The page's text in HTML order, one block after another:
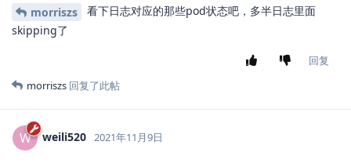
morriszs
看下日志对应的那些pod状态吧，多半日志里面
skipping了
回复
morriszs 回复了此帖
W weili520 2021年11月9日